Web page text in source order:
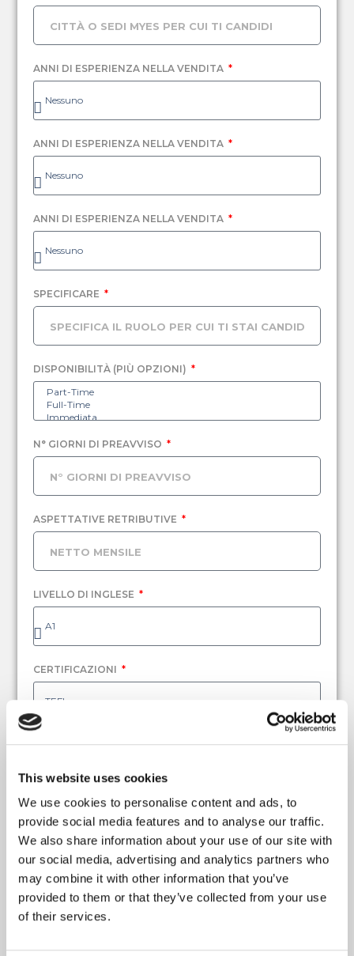
This website uses cookies
We use cookies to personalise content and ads, to
provide social media features and to analyse our traffic.
We also share information about your use of our site with
our social media, advertising and analytics partners who
may combine it with other information that you’ve
provided to them or that they’ve collected from your use
of their services.
ANNI DI ESPERIENZA NELLA VENDITA
ANNI DI ESPERIENZA NELLA VENDITA
ANNI DI ESPERIENZA NELLA VENDITA
SPECIFICARE
DISPONIBILITÀ (PIÙ OPZIONI)
N° GIORNI DI PREAVVISO
ASPETTATIVE RETRIBUTIVE
LIVELLO DI INGLESE
CERTIFICAZIONI
CERTIFICAZIONI
ESPERIENZE LAVORATIVE (PIÙ OPZIONI)
SETTORE PROFESSIONALE